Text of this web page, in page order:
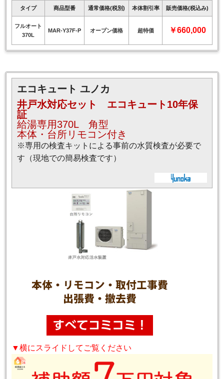
タイプ 商品型番 通常価格(税別) 本体割引率 販売価格(税込み)
フルオート
370L
MAR-Y37F-P オープン価格 超特価 ￥660,000
エコキュート ユノカ
井戸水対応セット エコキュート10年保
証
給湯専用370L 角型
本体・台所リモコン付き
※専用の検査キットによる事前の水質検査が必要で
す（現地での簡易検査です）
▼横にスライドしてご覧ください